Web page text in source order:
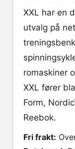
XXL har en
utvalg på
romaskiner
XXL fører
Form,
Reebok.
Fri frakt: